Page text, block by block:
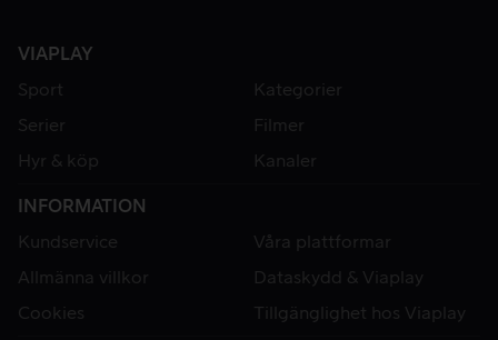
VIAPLAY
Sport
Kategorier
Serier
Filmer
Hyr & köp
Kanaler
INFORMATION
Kundservice
Våra plattformar
Allmänna villkor
Dataskydd & Viaplay
Cookies
Tillgänglighet hos Viaplay